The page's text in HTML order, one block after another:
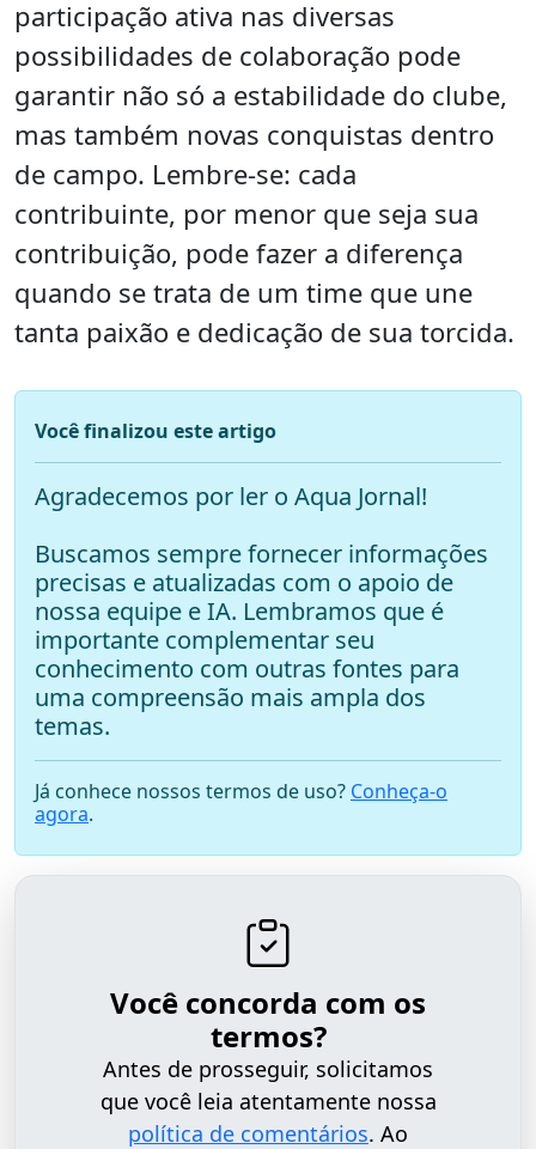
participação ativa nas diversas
possibilidades de colaboração pode
garantir não só a estabilidade do clube,
mas também novas conquistas dentro
de campo. Lembre-se: cada
contribuinte, por menor que seja sua
contribuição, pode fazer a diferença
quando se trata de um time que une
tanta paixão e dedicação de sua torcida.
Você finalizou este artigo
Agradecemos por ler o Aqua Jornal!
Buscamos sempre fornecer informações
precisas e atualizadas com o apoio de
nossa equipe e IA. Lembramos que é
importante complementar seu
conhecimento com outras fontes para
uma compreensão mais ampla dos
temas.
Já conhece nossos termos de uso? Conheça-o
agora.
Você concorda com os
termos?
Antes de prosseguir, solicitamos
que você leia atentamente nossa
política de comentários. Ao